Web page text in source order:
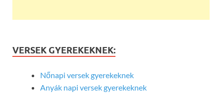
VERSEK GYEREKEKNEK:
Nőnapi versek gyerekeknek
Anyák napi versek gyerekeknek